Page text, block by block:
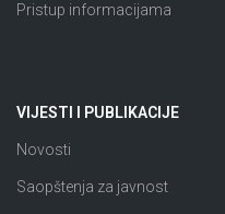
Pristup informacijama
VIJESTI I PUBLIKACIJE
Novosti
Saopštenja za javnost